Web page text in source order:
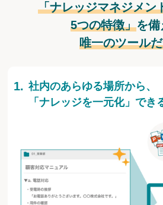
「ナレッジマネジメン
5つの特徴」を備
唯一のツール
社内のあらゆる場所から、
「ナレッジを一元化」でき